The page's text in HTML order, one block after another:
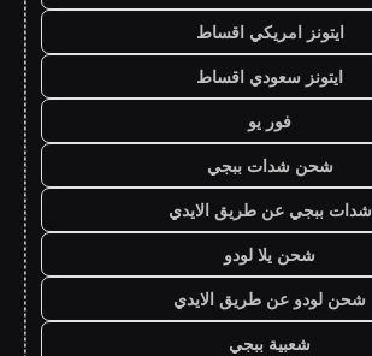
ايتونز امريكي اقساط
ايتونز سعودي اقساط
فور يو
شحن شدات ببجي
شدات ببجي عن طريق الايدي
شحن يلا لودو
شحن لودو عن طريق الايدي
شعبية ببجي